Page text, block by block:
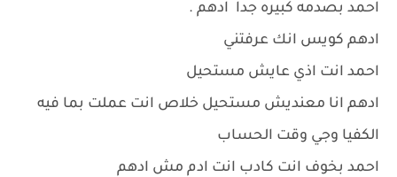
احمد بصدمه كبيره جدا ادهم .
ادهم كويس انك عرفتني
احمد انت اذي عايش مستحيل
ادهم انا معنديش مستحيل خلاص انت عملت بما فيه
الكفيا وجي وقت الحساب
احمد بخوف انت كادب انت ادم مش ادهم